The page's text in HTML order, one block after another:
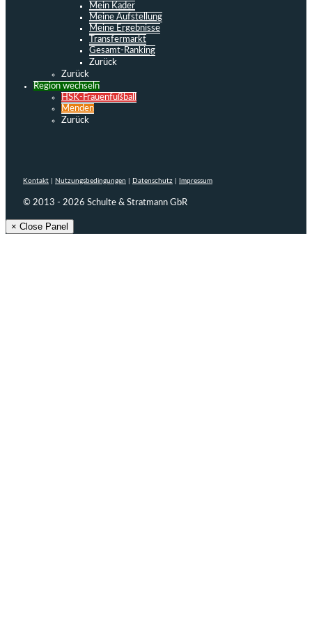
Mein Kader
Meine Aufstellung
Meine Ergebnisse
Transfermarkt
Gesamt-Ranking
Zurück
Zurück
Region wechseln
HSK-Frauenfußball
Menden
Zurück
Kontakt Nutzungsbedingungen Datenschutz Impressum
© 2013 - 2026 Schulte & Stratmann GbR
× Close Panel